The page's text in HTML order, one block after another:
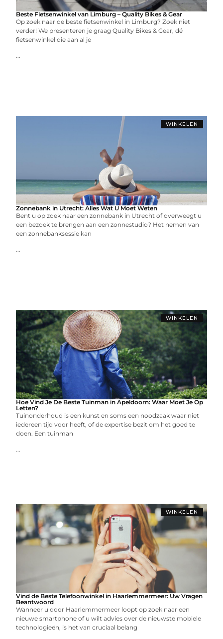
Beste Fietsenwinkel van Limburg – Quality Bikes & Gear
Op zoek naar de beste fietsenwinkel in Limburg? Zoek niet
verder! We presenteren je graag Quality Bikes & Gear, dé
fietsenwinkel die aan al je
...
WINKELEN
Zonnebank in Utrecht: Alles Wat U Moet Weten
Bent u op zoek naar een zonnebank in Utrecht of overweegt u
een bezoek te brengen aan een zonnestudio? Het nemen van
een zonnebanksessie kan
...
WINKELEN
Hoe Vind Je De Beste Tuinman in Apeldoorn: Waar Moet Je Op
Letten?
Tuinonderhoud is een kunst en soms een noodzaak waar niet
iedereen tijd voor heeft, of de expertise bezit om het goed te
doen. Een tuinman
...
WINKELEN
Vind de Beste Telefoonwinkel in Haarlemmermeer: Uw Vragen
Beantwoord
Wanneer u door Haarlemmermeer loopt op zoek naar een
nieuwe smartphone of u wilt advies over de nieuwste mobiele
technologieën, is het van cruciaal belang